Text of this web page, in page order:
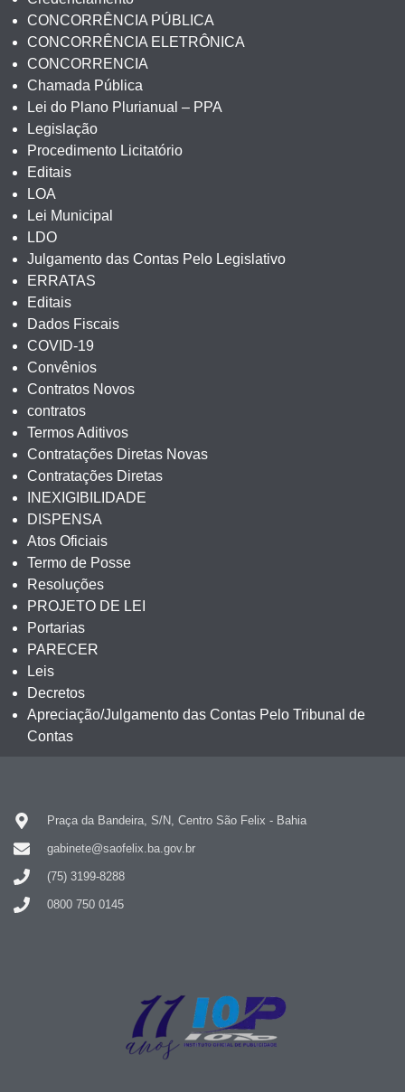
CONCORRÊNCIA PÚBLICA
CONCORRÊNCIA ELETRÔNICA
CONCORRENCIA
Chamada Pública
Lei do Plano Plurianual – PPA
Legislação
Procedimento Licitatório
Editais
LOA
Lei Municipal
LDO
Julgamento das Contas Pelo Legislativo
ERRATAS
Editais
Dados Fiscais
COVID-19
Convênios
Contratos Novos
contratos
Termos Aditivos
Contratações Diretas Novas
Contratações Diretas
INEXIGIBILIDADE
DISPENSA
Atos Oficiais
Termo de Posse
Resoluções
PROJETO DE LEI
Portarias
PARECER
Leis
Decretos
Apreciação/Julgamento das Contas Pelo Tribunal de
Contas
Praça da Bandeira, S/N, Centro São Felix - Bahia
gabinete@saofelix.ba.gov.br
(75) 3199-8288
0800 750 0145